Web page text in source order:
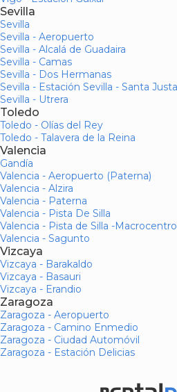
Sevilla
Sevilla
Sevilla - Aeropuerto
Sevilla - Alcalá de Guadaira
Sevilla - Camas
Sevilla - Dos Hermanas
Sevilla - Estación Sevilla - Santa Justa
Sevilla - Utrera
Toledo
Toledo - Olías del Rey
Toledo - Talavera de la Reina
Valencia
Gandía
Valencia - Aeropuerto (Paterna)
Valencia - Alzira
Valencia - Paterna
Valencia - Pista De Silla
Valencia - Pista de Silla -Macrocentro
Valencia - Sagunto
Vizcaya
Vizcaya - Barakaldo
Vizcaya - Basauri
Vizcaya - Erandio
Zaragoza
Zaragoza - Aeropuerto
Zaragoza - Camino Enmedio
Zaragoza - Ciudad Automóvil
Zaragoza - Estación Delicias